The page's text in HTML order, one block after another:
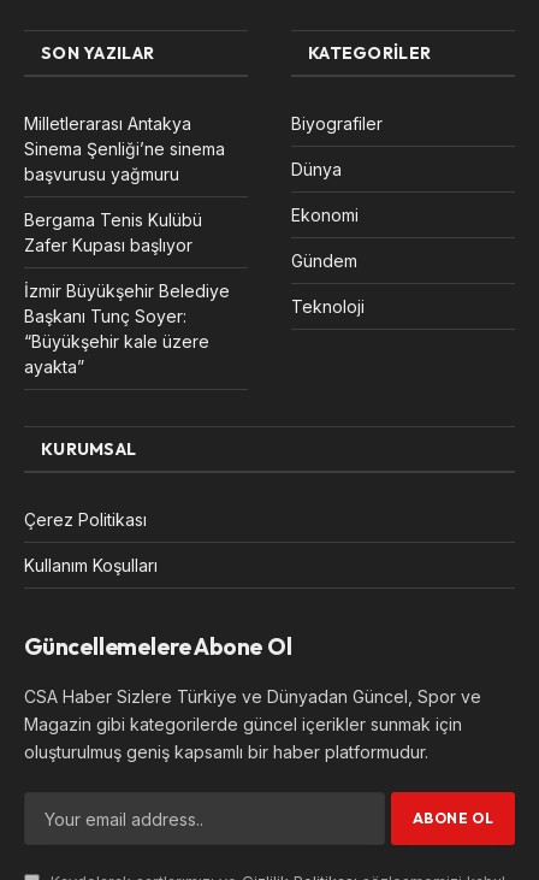
SON YAZILAR
Milletlerarası Antakya
Sinema Şenliği’ne sinema
başvurusu yağmuru
Bergama Tenis Kulübü
Zafer Kupası başlıyor
İzmir Büyükşehir Belediye
Başkanı Tunç Soyer:
“Büyükşehir kale üzere
ayakta”
KATEGORILER
Biyografiler
Dünya
Ekonomi
Gündem
Teknoloji
KURUMSAL
Çerez Politikası
Kullanım Koşulları
Güncellemelere Abone Ol
CSA Haber Sizlere Türkiye ve Dünyadan Güncel, Spor ve
Magazin gibi kategorilerde güncel içerikler sunmak için
oluşturulmuş geniş kapsamlı bir haber platformudur.